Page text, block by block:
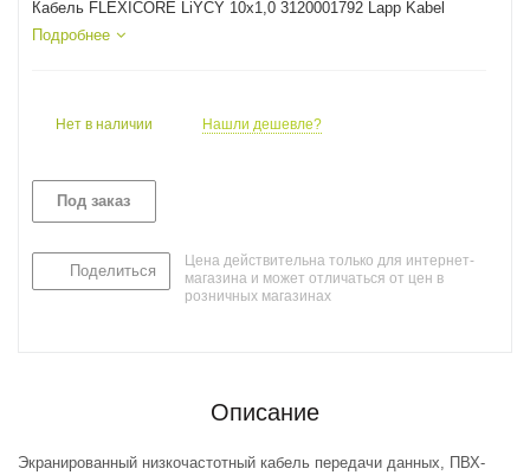
Кабель FLEXICORE LiYCY 10x1,0 3120001792 Lapp Kabel
Подробнее
Нет в наличии Нашли дешевле?
Под заказ
Поделиться
Цена действительна только для интернет-
магазина и может отличаться от цен в
розничных магазинах
Описание
Экранированный низкочастотный кабель передачи данных, ПВХ-